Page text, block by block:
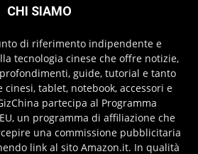
CHI SIAMO
di riferimento indipendente e
tecnologia cinese che offre notizie,
guide, tutorial e tanto
tablet, notebook, accessori e
partecipa al Programma
un programma di affiliazione che
una commissione pubblicitaria
link al sito Amazon.it. In qualità